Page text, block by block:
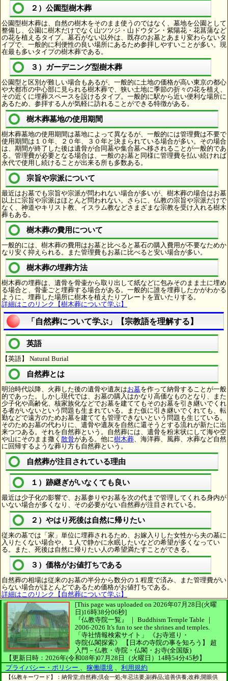
２）公園型樹木葬
公園型樹木葬は、自然の樹木をそのまま使うのではなく、墓地を公園として
整備し、公園に樹木だけでなく山ツツジ・山ドウダン・紫陽花・花菖蒲など
の花を植えるタイプ。墓石がない以外は、既存のお墓とあまり変わらないタ
イプで、一般的に利便性の良い場所にあるため参拝しやすいことが多い。現
在最も多いタイプの樹木葬である。
３）ガーデニング型樹木葬
公園型と区別が難しい場合もあるが、一般的に土地の価格が高い東京の都心
や大都市の中心部に見られる樹木葬で、狭い土地に季節の折々の花を植え、
その近くに埋葬スペースを設けるタイプ。一般的に駅から近い便利な場所に
あるため、参拝する人が気軽に訪れることができる特徴がある。
樹木葬墓地の使用期間
樹木葬墓地の使用期間は墓地によって異なるが、一般的には管理費は不要で
使用期間は１０年、２０年、３０年と決まられている場合が多い。その場合
は、期間が終了した後は遺骨が合同墓や集合墓へ移されることが一般的であ
る。管理費が必要となる場合は、一般のお墓と同様に管理費を払い続ければ
永代で使用し続けることが出来る所も多数ある。
宗旨や宗派について
最近はお墓でも宗旨や宗派が問われない場合が多いが、樹木葬の場合はお墓
以上に宗旨や宗派はほとんど問われない。さらに、仏教の宗旨や宗派だけで
なく、神道やキリスト教、イスラム教などさまざまな宗教を受け入れる樹木
葬もある。
樹木葬の費用について
一般的には、樹木葬の費用はお墓と比べると墓石の購入費用が不要なためか
なり安く抑えられる。また管理費もお墓に比べると安い場合が多い。
樹木葬の埋葬方法
樹木葬の埋葬は、遺骨を骨壷から取り出して紙などに包みそのまま土に埋め
る場合と、骨壷ごと埋葬する場合がある。一般的に誰を埋葬したかがわかる
ように、埋葬した場所に樹木を植えたりプレートを置いたりする。
詳細はこのリンク【樹木葬について学ぶ】
「自然葬について学ぶ」【宗教語を理解する】
英語
【英語】 Natural Burial
自然葬とは
明治時代以降、火葬した後の遺骨や遺灰はお墓を作って納骨することが一般
的であった。しかし現代では、お墓の購入はかなり高価なものとなり、また
少子化や高齢化、核家族化などでお墓を建ててもそのお墓を引き継いでくれ
る者がいないという問題も生まれている。また仮に引き継いでくれても、転
勤などで遠方のためお墓を建てても管理できないという問題も生じている。
そのためお墓の代わりに、遺骨や遺灰を自然に還そうとする流れが新たに出
来つつある。それを自然葬という。自然葬には、遺骨を粉末状にして海や空
や山にそのまま撒く 散骨がある。他に樹木葬、海洋葬、風葬、水葬など自然
に回帰するような葬り方も自然葬という。
自然葬が注目されている理由
１）跡継ぎがいなくても良い
最近は少子化の影響で、お墓参りやお墓を次の代まで管理してくれる身内が
いない場合が多くなり、その必要がない自然葬が注目されている。
２）やはり死後は自然に帰りたい
従来の墓では「家」単位に埋葬されるため、お嫁入りした女性から夫の墓に
入りたくない場合や、１人で静かに永眠したいなどの希望が多くなってい
る。また、死後は自然に帰りたい人の希望満たすことができる。
３）価格がお値打ちである
自然葬の相場は従来のお墓の半分から数分の１程度で済み、また管理費がい
らない場合がほとんどであるため価格がお値打ちである。
詳細はこのリンク【自然葬について学ぶ】
[This page was uploaded on 2026年07月28日(火曜
日)16時38分06秒]
『仏教寺院一覧』 ｜ Buddhism Temple Table ｜
2006-2026 It's fun to see the shrines and temples.
「寺社情報検索サイト」
《お寺巡り・
寺院仏閣探索》
【日本の寺院の事を知ろう】
超
入門－仏教・寺院・仏閣・お寺(全国版)
【更新日時：2026年(令和08年)07月28日（火曜日）14時54分45秒】
プライバシー・ポリシー 、 稼働環境 、 利用規約
【仏教キーワード】：納骨堂;自然葬;倶会一処;年忌法要;副葬品;追善供養;改葬;開眼供